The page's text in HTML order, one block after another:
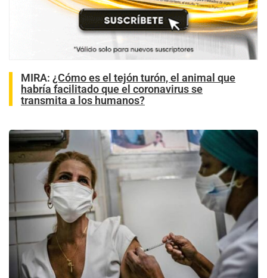
MIRA: ¿Cómo es el tejón turón, el animal que
habría facilitado que el coronavirus se
transmita a los humanos?